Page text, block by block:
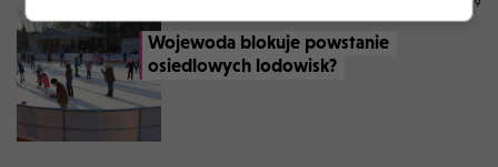
3 GRUDNIA 2019
Wojewoda blokuje powstanie
osiedlowych lodowisk?